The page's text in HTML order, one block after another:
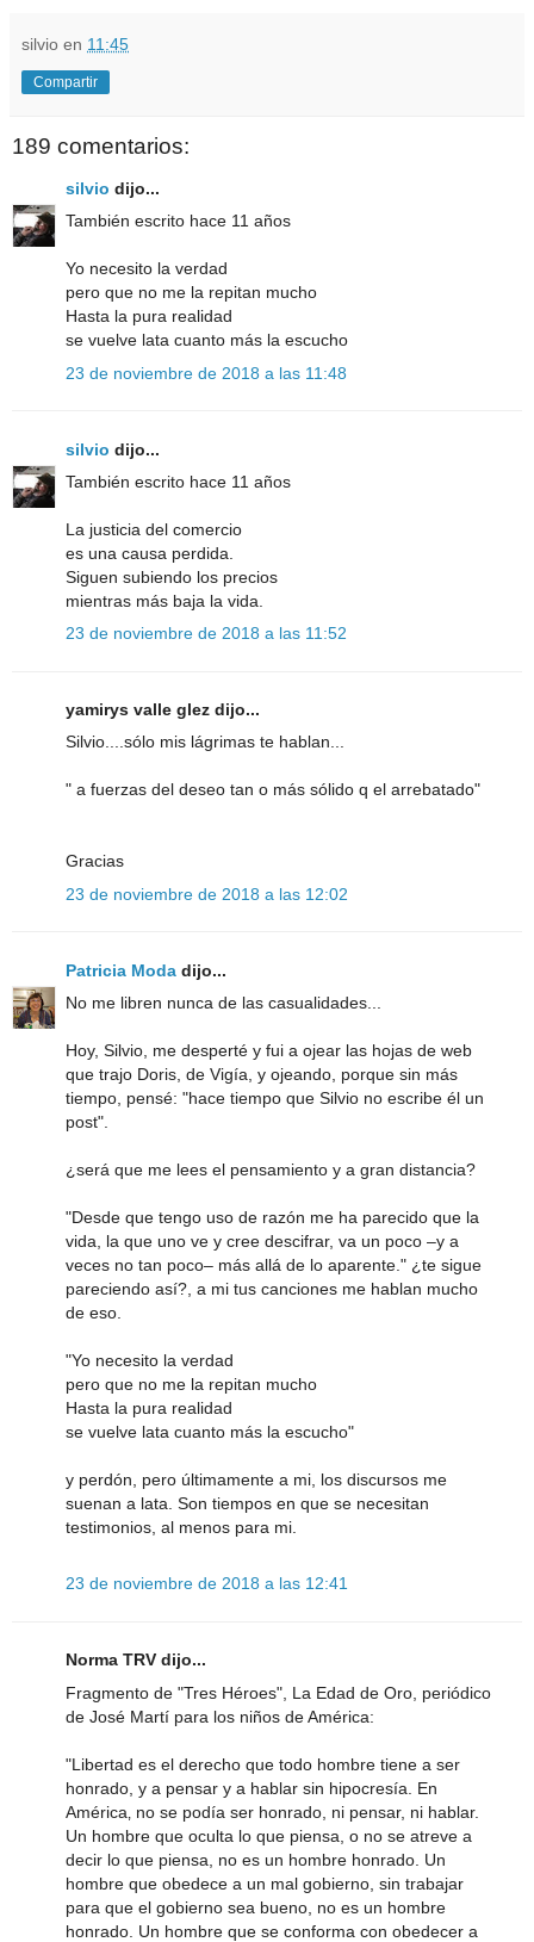
silvio en 11:45
Compartir
189 comentarios:
silvio dijo...
También escrito hace 11 años
Yo necesito la verdad
pero que no me la repitan mucho
Hasta la pura realidad
se vuelve lata cuanto más la escucho
23 de noviembre de 2018 a las 11:48
silvio dijo...
También escrito hace 11 años
La justicia del comercio
es una causa perdida.
Siguen subiendo los precios
mientras más baja la vida.
23 de noviembre de 2018 a las 11:52
yamirys valle glez dijo...
Silvio....sólo mis lágrimas te hablan...
" a fuerzas del deseo tan o más sólido q el arrebatado"
Gracias
23 de noviembre de 2018 a las 12:02
Patricia Moda dijo...
No me libren nunca de las casualidades...
Hoy, Silvio, me desperté y fui a ojear las hojas de web
que trajo Doris, de Vigía, y ojeando, porque sin más
tiempo, pensé: "hace tiempo que Silvio no escribe él un
post".
¿será que me lees el pensamiento y a gran distancia?
"Desde que tengo uso de razón me ha parecido que la
vida, la que uno ve y cree descifrar, va un poco –y a
veces no tan poco– más allá de lo aparente." ¿te sigue
pareciendo así?, a mi tus canciones me hablan mucho
de eso.
"Yo necesito la verdad
pero que no me la repitan mucho
Hasta la pura realidad
se vuelve lata cuanto más la escucho"
y perdón, pero últimamente a mi, los discursos me
suenan a lata. Son tiempos en que se necesitan
testimonios, al menos para mi.
23 de noviembre de 2018 a las 12:41
Norma TRV dijo...
Fragmento de "Tres Héroes", La Edad de Oro, periódico
de José Martí para los niños de América:
"Libertad es el derecho que todo hombre tiene a ser
honrado, y a pensar y a hablar sin hipocresía. En
América‚ no se podía ser honrado, ni pensar, ni hablar.
Un hombre que oculta lo que piensa, o no se atreve a
decir lo que piensa, no es un hombre honrado. Un
hombre que obedece a un mal gobierno, sin trabajar
para que el gobierno sea bueno, no es un hombre
honrado. Un hombre que se conforma con obedecer a